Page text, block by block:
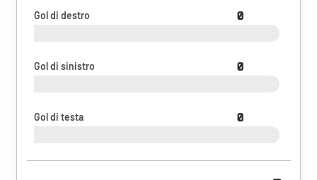
Gol di destro 0
Gol di sinistro 0
Gol di testa 0